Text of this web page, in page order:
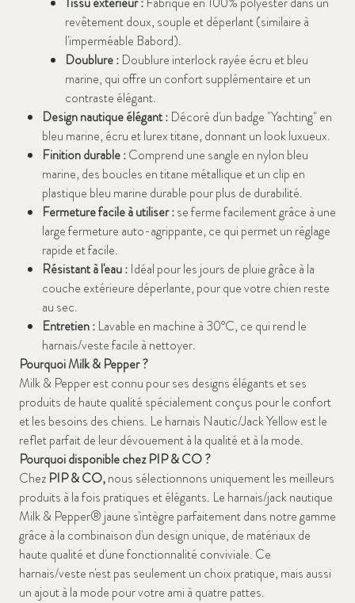
revêtement doux, souple et déperlant (similaire à
l'imperméable Babord).
Doublure :Doublure interlock rayée écru et bleu
marine, qui offre un confort supplémentaire et un
contraste élégant.
Design nautique élégant :Décoré d'un badge "Yachting" en
bleu marine, écru et lurex titane, donnant un look luxueux.
Finition durable :Comprend une sangle en nylon bleu
marine, des boucles en titane métallique et un clip en
plastique bleu marine durable pour plus de durabilité.
Fermeture facile à utiliser :se ferme facilement grâce à une
large fermeture auto-agrippante, ce qui permet un réglage
rapide et facile.
Résistant à l'eau :Idéal pour les jours de pluie grâce à la
couche extérieure déperlante, pour que votre chien reste
au sec.
Entretien :Lavable en machine à 30°C, ce qui rend le
harnais/veste facile à nettoyer.
Pourquoi Milk & Pepper ?
Milk & Pepper est connu pour ses designs élégants et ses
produits de haute qualité spécialement conçus pour le confort
et les besoins des chiens. Le harnais Nautic/Jack Yellow est le
reflet parfait de leur dévouement à la qualité et à la mode.
Pourquoi disponible chez PIP & CO ?
Chez PIP & CO,nous sélectionnons uniquement les meilleurs
produits à la fois pratiques et élégants. Le harnais/jack nautique
Milk & Pepper® jaune s'intègre parfaitement dans notre gamme
grâce à la combinaison d'un design unique, de matériaux de
haute qualité et d'une fonctionnalité conviviale. Ce
harnais/veste n'est pas seulement un choix pratique, mais aussi
un ajout à la mode pour votre ami à quatre pattes.